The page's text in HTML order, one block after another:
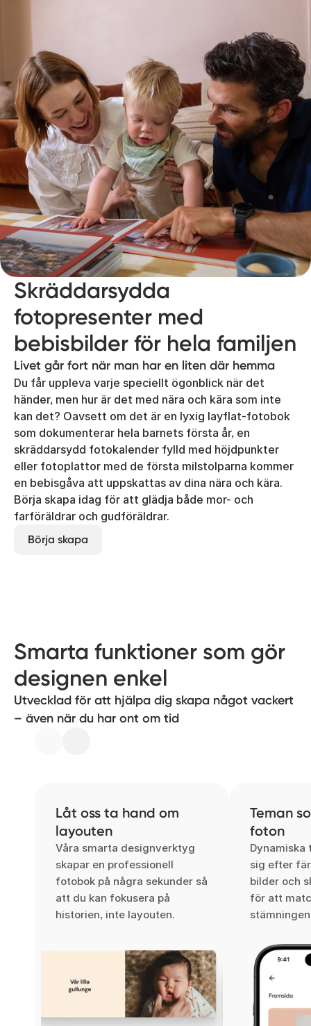
Skräddarsydda
fotopresenter med
bebisbilder för hela familjen
Livet går fort när man har en liten där hemma
Du får uppleva varje speciellt ögonblick när det
händer, men hur är det med nära och kära som inte
kan det? Oavsett om det är en lyxig layflat-fotobok
som dokumenterar hela barnets första år, en
skräddarsydd fotokalender fylld med höjdpunkter
eller fotoplattor med de första milstolparna kommer
en bebisgåva att uppskattas av dina nära och kära.
Börja skapa idag för att glädja både mor- och
farföräldrar och gudföräldrar.
Börja skapa
Smarta funktioner som gör
designen enkel
Utvecklad för att hjälpa dig skapa något vackert
– även när du har ont om tid
Låt oss ta hand om
layouten
Våra smarta designverktyg
skapar en professionell
fotobok på några sekunder så
att du kan fokusera på
historien, inte layouten.
Teman
foton
Dynamiska
sig efter
bilder och
för att